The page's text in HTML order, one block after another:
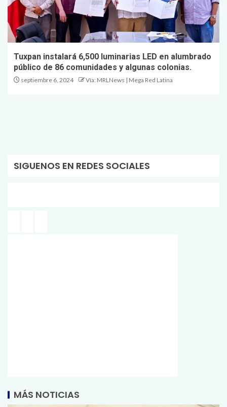
Tuxpan instalará 6,500 luminarias LED en alumbrado
público de 86 comunidades y algunas colonias.
septiembre 6, 2024 Vía: MRLNews | Mega Red Latina
SIGUENOS EN REDES SOCIALES
MÁS NOTICIAS